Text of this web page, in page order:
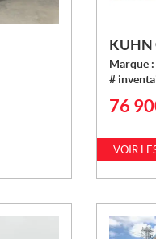
KUHN
Marque :
#
P
I
X
76
VOIR